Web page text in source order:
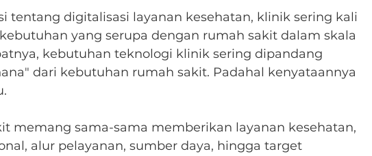
tentang digitalisasi layanan kesehatan, klinik sering kali
yang serupa dengan rumah sakit dalam skala
kebutuhan teknologi klinik sering dipandang
dari kebutuhan rumah sakit. Padahal kenyataannya
memang sama-sama memberikan layanan kesehatan,
alur pelayanan, sumber daya, hingga target